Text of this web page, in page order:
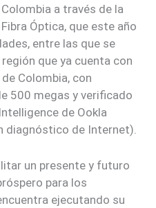
a través de la
Óptica, que este año
entre las que se
que ya cuenta con
Colombia, con
500 megas y verificado
de Ookla
diagnóstico de Internet).
un presente y futuro
para los
ejecutando su